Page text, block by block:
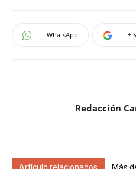
WhatsApp +
Redacción